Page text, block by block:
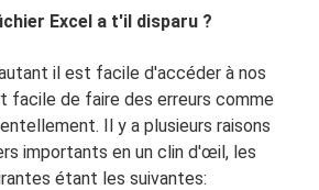
Excel a t'il disparu ?
il est facile d'accéder à nos
facile de faire des erreurs comme
Il y a plusieurs raisons
importants en un clin d'œil, les
étant les suivantes: